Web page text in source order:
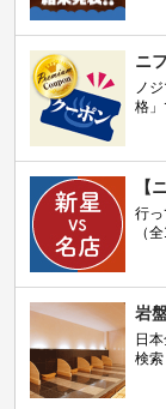
ニ
ノ
格」
【
行っ
（
岩
日
検索